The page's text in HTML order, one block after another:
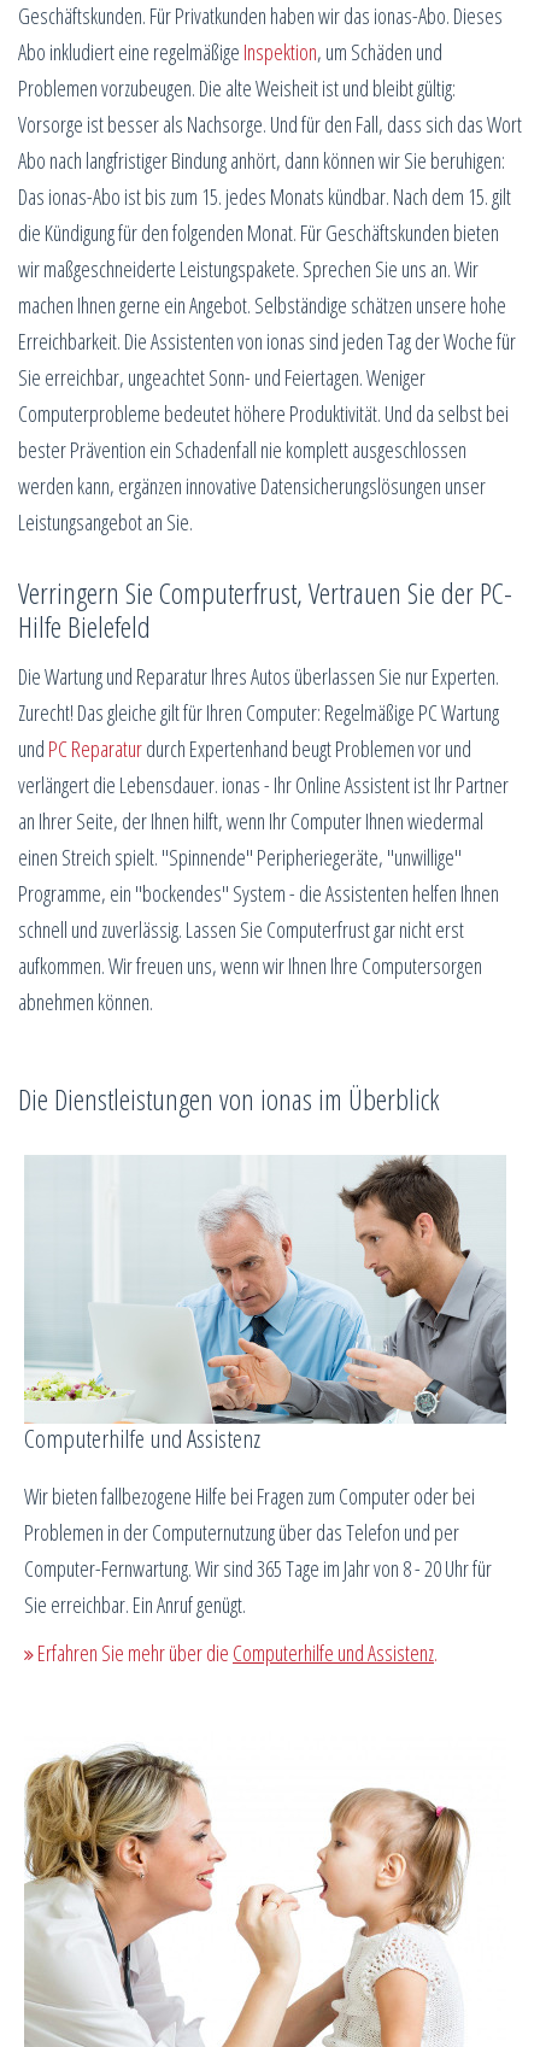
Geschäftskunden. Für Privatkunden haben wir das ionas-Abo. Dieses
Abo inkludiert eine regelmäßige Inspektion, um Schäden und
Problemen vorzubeugen. Die alte Weisheit ist und bleibt gültig:
Vorsorge ist besser als Nachsorge. Und für den Fall, dass sich das Wort
Abo nach langfristiger Bindung anhört, dann können wir Sie beruhigen:
Das ionas-Abo ist bis zum 15. jedes Monats kündbar. Nach dem 15. gilt
die Kündigung für den folgenden Monat. Für Geschäftskunden bieten
wir maßgeschneiderte Leistungspakete. Sprechen Sie uns an. Wir
machen Ihnen gerne ein Angebot. Selbständige schätzen unsere hohe
Erreichbarkeit. Die Assistenten von ionas sind jeden Tag der Woche für
Sie erreichbar, ungeachtet Sonn- und Feiertagen. Weniger
Computerprobleme bedeutet höhere Produktivität. Und da selbst bei
bester Prävention ein Schadenfall nie komplett ausgeschlossen
werden kann, ergänzen innovative Datensicherungslösungen unser
Leistungsangebot an Sie.
Verringern Sie Computerfrust, Vertrauen Sie der PC-
Hilfe Bielefeld
Die Wartung und Reparatur Ihres Autos überlassen Sie nur Experten.
Zurecht! Das gleiche gilt für Ihren Computer: Regelmäßige PC Wartung
und PC Reparaturdurch Expertenhand beugt Problemen vor und
verlängert die Lebensdauer. ionas - Ihr Online Assistent ist Ihr Partner
an Ihrer Seite, der Ihnen hilft, wenn Ihr Computer Ihnen wiedermal
einen Streich spielt. "Spinnende" Peripheriegeräte, "unwillige"
Programme, ein "bockendes" System - die Assistenten helfen Ihnen
schnell und zuverlässig. Lassen Sie Computerfrust gar nicht erst
aufkommen. Wir freuen uns, wenn wir Ihnen Ihre Computersorgen
abnehmen können.
Die Dienstleistungen von ionas im Überblick
Computerhilfe und Assistenz
Wir bieten fallbezogene Hilfe bei Fragen zum Computer oder bei
Problemen in der Computernutzung über das Telefon und per
Computer-Fernwartung. Wir sind 365 Tage im Jahr von 8 - 20 Uhr für
Sie erreichbar. Ein Anruf genügt.
Erfahren Sie mehr über die Computerhilfe und Assistenz.